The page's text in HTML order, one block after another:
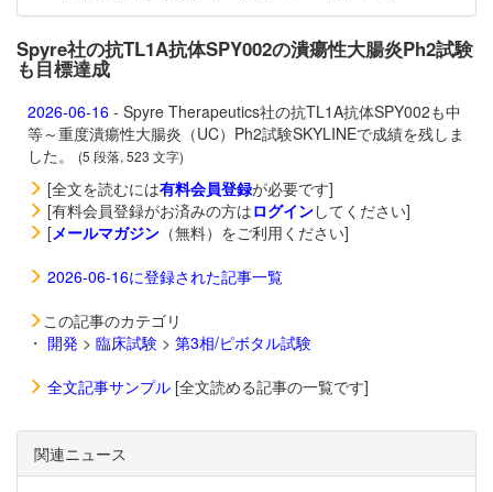
Spyre社の抗TL1A抗体SPY002の潰瘍性大腸炎Ph2試験
も目標達成
2026-06-16 - Spyre Therapeutics社の抗TL1A抗体SPY002も中
等～重度潰瘍性大腸炎（UC）Ph2試験SKYLINEで成績を残しま
した。
(5 段落, 523 文字)
[全文を読むには有料会員登録が必要です]
[有料会員登録がお済みの方はログインしてください]
[メールマガジン （無料）をご利用ください]
2026-06-16に登録された記事一覧
この記事のカテゴリ
・ 開発 > 臨床試験 > 第3相/ピボタル試験
全文記事サンプル [全文読める記事の一覧です]
関連ニュース